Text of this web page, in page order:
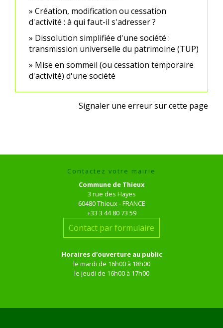
Création, modification ou cessation
d'activité : à qui faut-il s'adresser ?
Dissolution simplifiée d'une société :
transmission universelle du patrimoine (TUP)
Mise en sommeil (ou cessation temporaire
d'activité) d'une société
Signaler une erreur sur cette page
Contactez votre mairie
Commune de Thieux
3 rue des Hayes
60480 Thieux - FRANCE
+33 3 44 80 73 59
Contact par formulaire
Horaires d'ouverture au public
le mardi de 16h00 à 18h00
le jeudi de 16h00 à 17h00